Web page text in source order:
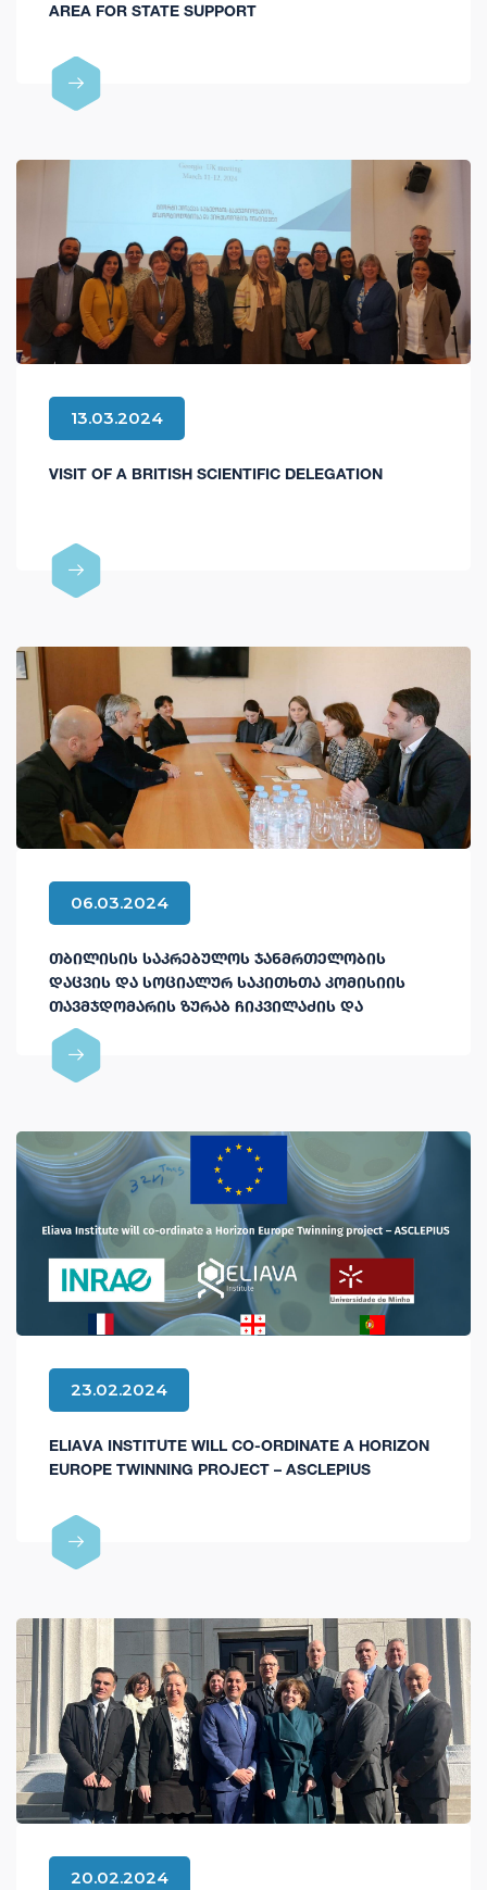
AREA FOR STATE SUPPORT
13.03.2024
VISIT OF A BRITISH SCIENTIFIC DELEGATION
06.03.2024
ᲗᲑᲘᲚᲘᲡᲘᲡ ᲡᲐᲙᲠᲔᲑᲣᲚᲝᲡ ᲯᲐᲜᲛᲠᲗᲔᲚᲝᲑᲘᲡ
ᲓᲐᲪᲕᲘᲡ ᲓᲐ ᲡᲝᲪᲘᲐᲚᲣᲠ ᲡᲐᲙᲘᲗᲮᲗᲐ ᲙᲝᲛᲘᲡᲘᲘᲡ
ᲗᲐᲕᲛᲯᲓᲝᲛᲐᲠᲘᲡ ᲖᲣᲠᲐᲑ ᲩᲘᲙᲕᲘᲚᲐᲫᲘᲡ ᲓᲐ
ᲙᲝᲛᲘᲡᲘᲘᲡ ᲬᲔᲕᲠᲔᲑᲘᲡ ᲡᲢᲣᲛᲠᲝᲑᲐ
23.02.2024
ELIAVA INSTITUTE WILL CO-ORDINATE A HORIZON
EUROPE TWINNING PROJECT – ASCLEPIUS
20.02.2024